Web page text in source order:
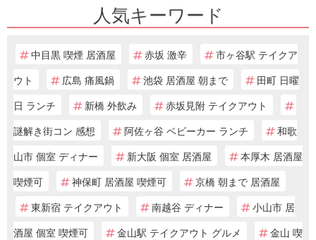
人気キーワード
中目黒 喫煙 居酒屋 赤坂 激辛
市ヶ谷駅 テイクア
ウト
広島 痛風鍋 池袋 居酒屋 朝まで
田町 日曜
日 ランチ
新橋 外飲み
赤坂見附 テイクアウト
謎解き街コン 感想
阿佐ヶ谷 ベビーカー ランチ
和歌
山市 個室 ディナー
新大阪 個室 居酒屋
本厚木 居酒屋
喫煙可
神保町 居酒屋 喫煙可
京橋 朝まで 居酒屋
東新宿 テイクアウト
南越谷 ディナー
小山市 居
酒屋 個室 喫煙可
金山駅 テイクアウト グルメ
金山 喫